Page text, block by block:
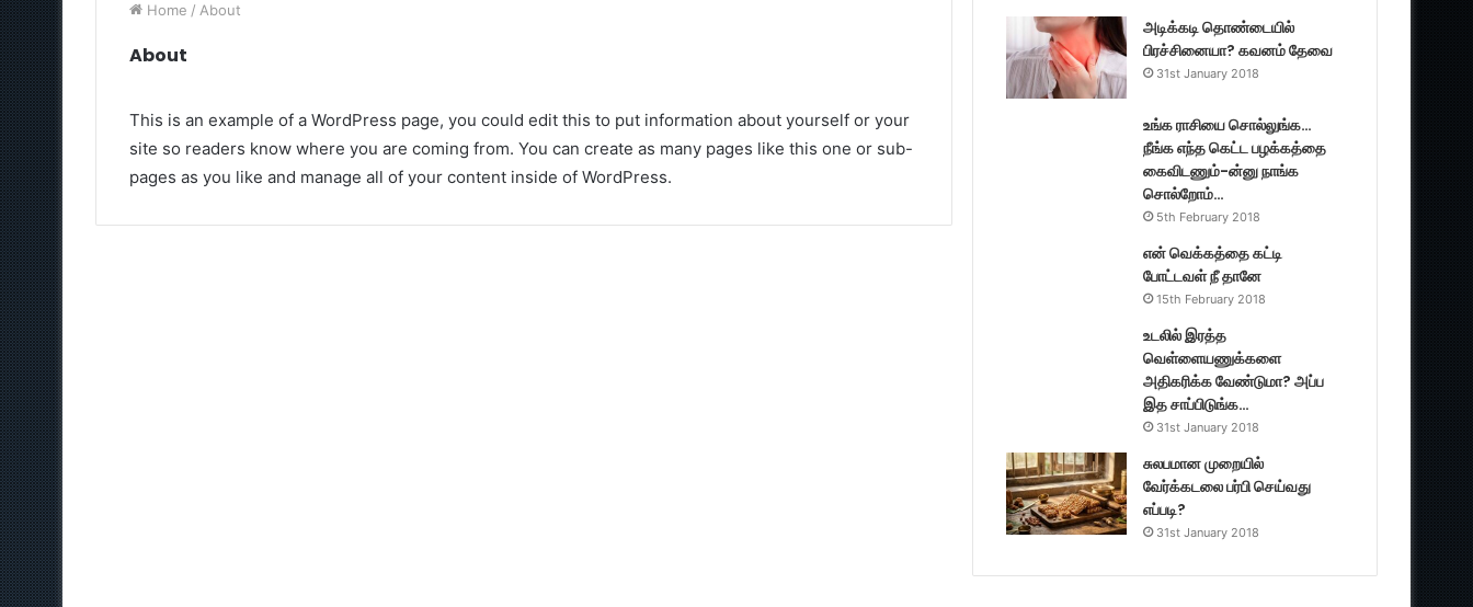
Home / About
About
This is an example of a WordPress page, you could edit this to put information about yourself or your
site so readers know where you are coming from. You can create as many pages like this one or sub-
pages as you like and manage all of your content inside of WordPress.
அடிக்கடி தொண்டையில்
பிரச்சினையா? கவனம் தேவை
31st January 2018
உங்க ராசியை சொல்லுங்க…
நீங்க எந்த கெட்ட பழக்கத்தை
கைவிடணும்-ன்னு நாங்க
சொல்றோம்…
5th February 2018
என் வெக்கத்தை கட்டி
போட்டவள் நீ தானே
15th February 2018
உடலில் இரத்த
வெள்ளையணுக்களை
அதிகரிக்க வேண்டுமா? அப்ப
இத சாப்பிடுங்க…
31st January 2018
சுலபமான முறையில்
வேர்க்கடலை பர்பி செய்வது
எப்படி?
31st January 2018